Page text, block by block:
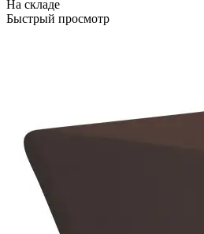
На складе
Быстрый просмотр